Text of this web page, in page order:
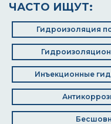
ЧАСТО ИЩУТ:
Гидроизоляция
Инъекционные